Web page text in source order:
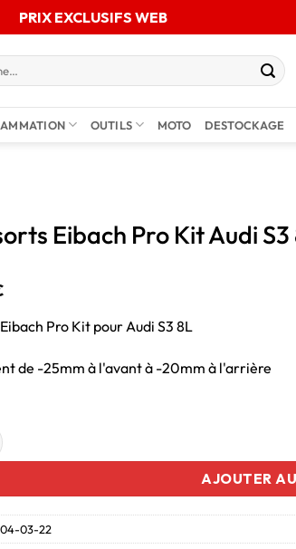
PRIX EXCLUSIFS WEB
OUTILS MOTO DESTOCKAGE
Eibach Pro Kit Audi S3
Pro Kit pour Audi S3 8L
de -25mm à l'avant à -20mm à l'arrière
AJOUTER
03-22